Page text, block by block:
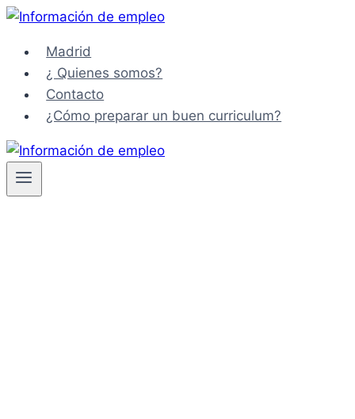
Saltar
contenidoMadrid
¿ Quienes somos?
Contacto
¿Cómo preparar un buen curriculum?